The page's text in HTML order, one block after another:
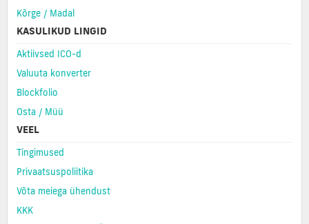
Kõrge / Madal
KASULIKUD LINGID
Aktiivsed ICO-d
Valuuta konverter
Blockfolio
Osta / Müü
VEEL
Tingimused
Privaatsuspoliitika
Võta meiega ühendust
KKK